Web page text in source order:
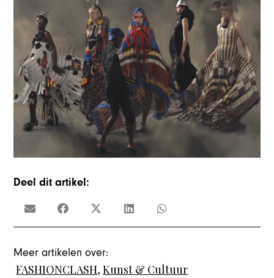
Deel dit artikel:
Meer artikelen over:
FASHIONCLASH,Kunst & Cultuur